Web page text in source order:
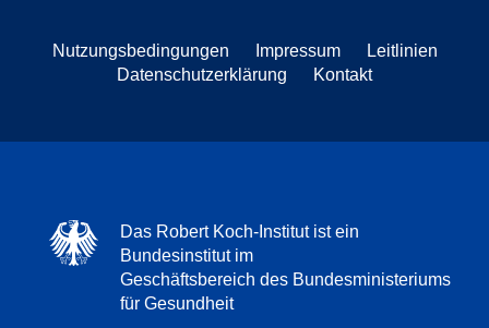
Nutzungsbedingungen Impressum
Leitlinien
Datenschutzerklärung
Kontakt
Das Robert Koch-Institut ist ein
Bundesinstitut im
Geschäftsbereich des Bundesministeriums
für Gesundheit